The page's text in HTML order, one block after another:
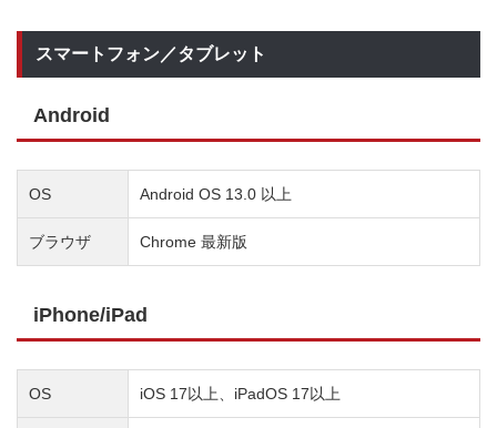
スマートフォン／タブレット
Android
OS Android OS 13.0 以上
ブラウザ Chrome 最新版
iPhone/iPad
OS iOS 17以上、iPadOS 17以上